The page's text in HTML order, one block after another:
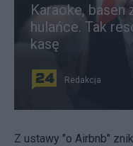
Karaoke, basen
hulańce. Tak
kasę
Redakcja
Z ustawy "o Airbnb"